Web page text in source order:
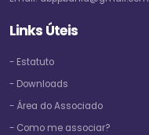
Links Úteis
- Estatuto
- Downloads
- Área do Associado
- Como me associar?